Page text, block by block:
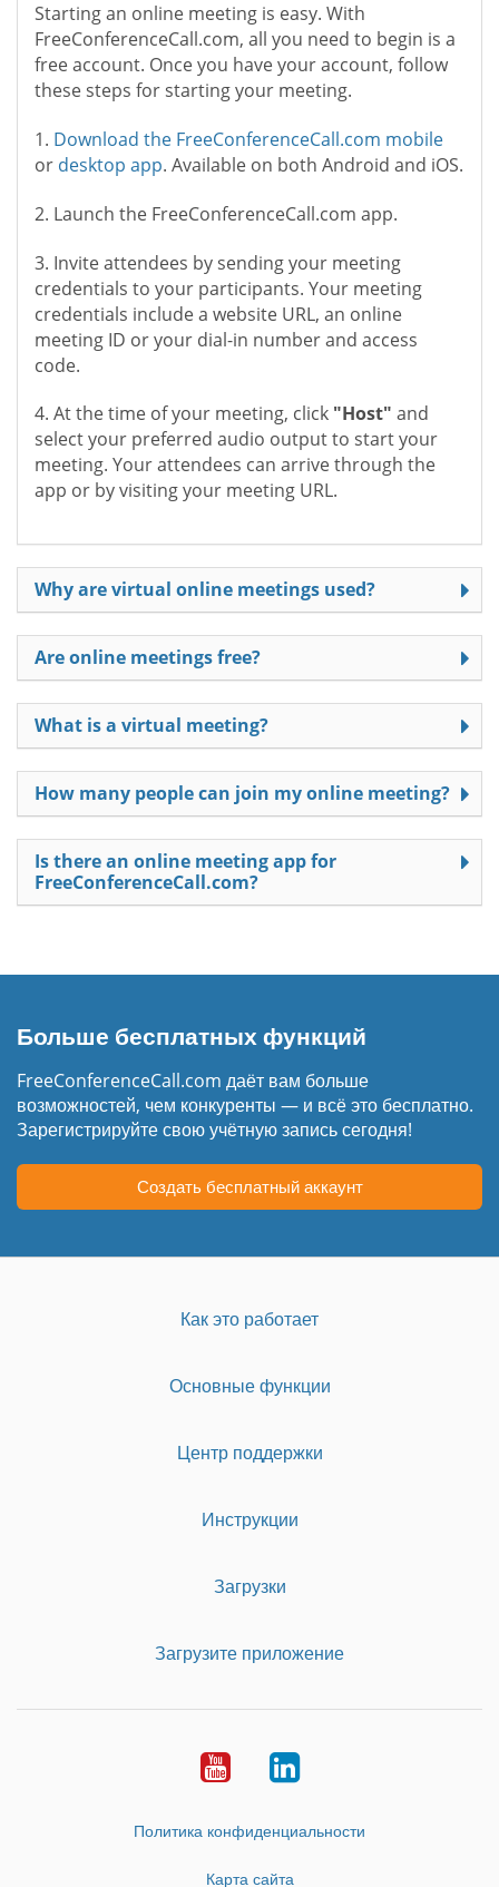
Starting an online meeting is easy. With
FreeConferenceCall.com, all you need to begin is a
free account. Once you have your account, follow
these steps for starting your meeting.
1. Download the FreeConferenceCall.com mobile
or desktop app. Available on both Android and iOS.
2. Launch the FreeConferenceCall.com app.
3. Invite attendees by sending your meeting
credentials to your participants. Your meeting
credentials include a website URL, an online
meeting ID or your dial-in number and access
code.
4. At the time of your meeting, click "Host" and
select your preferred audio output to start your
meeting. Your attendees can arrive through the
app or by visiting your meeting URL.
Why are virtual online meetings used?
Are online meetings free?
What is a virtual meeting?
How many people can join my online meeting?
Is there an online meeting app for
FreeConferenceCall.com?
Больше бесплатных функций
FreeConferenceCall.com даёт вам больше
возможностей, чем конкуренты — и всё это бесплатно.
Зарегистрируйте свою учётную запись сегодня!
Создать бесплатный аккаунт
Как это работает
Основные функции
Центр поддержки
Инструкции
Загрузки
Загрузите приложение
YoutubeLinkedIn
Политика конфиденциальности
Карта сайта